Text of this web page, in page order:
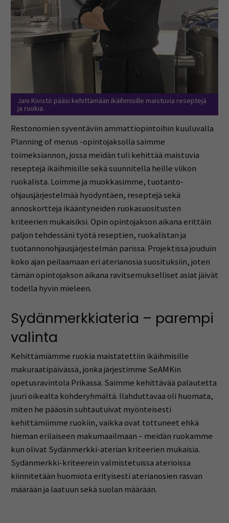
Jani Kivistö pääsi kehittämään ikäihmisille maistuvia reseptejä
ja ruokia.
Restonomien syventäviin ammattiopintoihin kuuluvalla
Planning of menus -opintojaksolla saimme
toimeksiannon, jossa meidän tuli kehittää maistuvia
reseptejä ikäihmisille sekä suunnitella heille viikon
ruokalista. Loimme ja muokkasimme, tuotanto-
ohjausjärjestelmää hyödyntäen, reseptejä sekä
annoskortteja ikääntyneiden ruokasuositusten
kriteerien mukaisiksi. Opin opintojakson aikana erittäin
paljon tehdessäni työtä reseptien, ruokalistan ja
tuotannonohjausjärjestelmän parissa. Projektissa jouduin
koko ajan peilaamaan eri aterianosia suosituksiin, joten
tämän opintojakson aikana ravitsemukselliset asiat jäivät
todella hyvin mieleen.
Sydänmerkkiateria – parempi
valinta
Kehittämiämme ruokia maistatettiin ikäihmisille
makuraatipäivässä, jonka järjestimme SeAMKin
opetusravintola Prikassa. Saimme kehittävää palautetta
juuri oikealta kohderyhmältä. Ilahduttavaa oli huomata,
miten he pääosin suhtautuivat myönteisesti
kehittämiimme ruokiin, vaikka ovat tottuneet ehkä
hieman erilaiseen makumaailmaan – meidän ruokamme
kun olivat Sydänmerkki-aterian kriteerien mukaisia.
Sydänmerkki-kriteerein valmistetuissa aterioissa
kiinnitetään huomiota erityisesti aterianosien rasvan
määrään ja laatuun sekä suolan määrään.